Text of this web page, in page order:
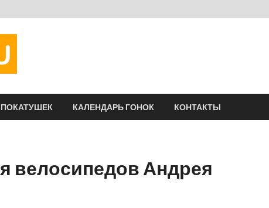
КАЛЕНДАРЬ ГОНОК КОНТАКТЫ
велосипедов Андрея